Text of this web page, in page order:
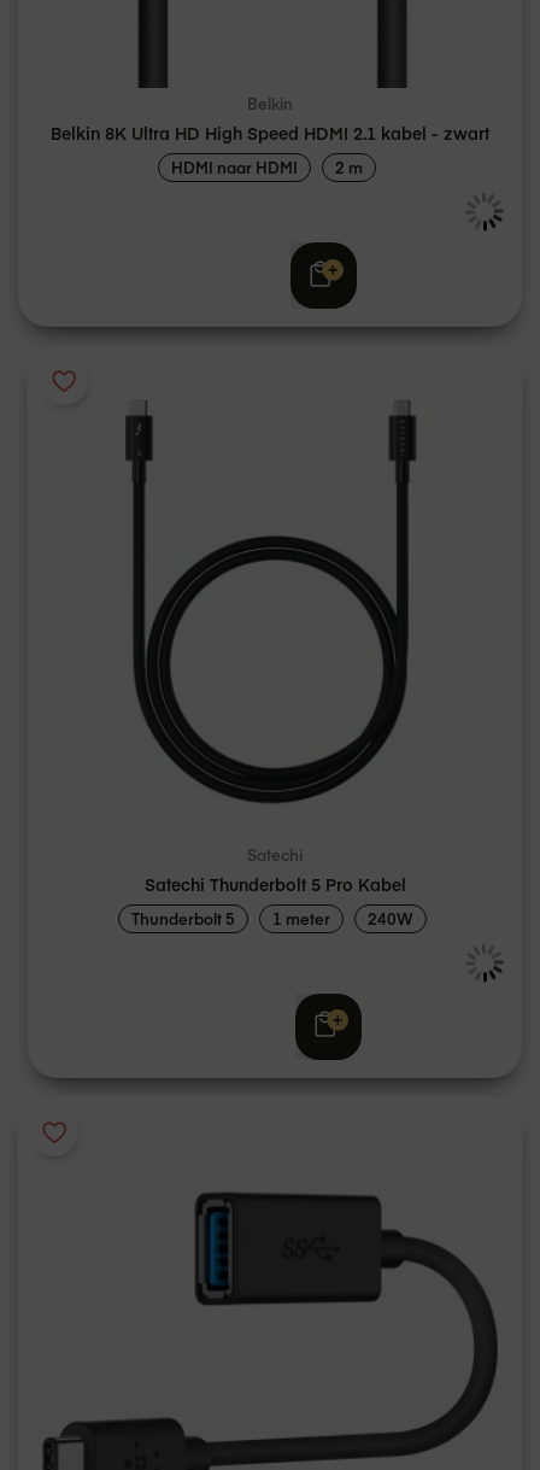
Belkin
Belkin 8K Ultra HD High Speed HDMI 2.1 kabel - zwart
HDMI naar HDMI 2 m
Satechi
Satechi Thunderbolt 5 Pro Kabel
Thunderbolt 5 1 meter 240W